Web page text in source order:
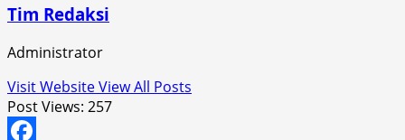
Tim Redaksi
Administrator
Visit WebsiteView All Posts
Post Views: 257